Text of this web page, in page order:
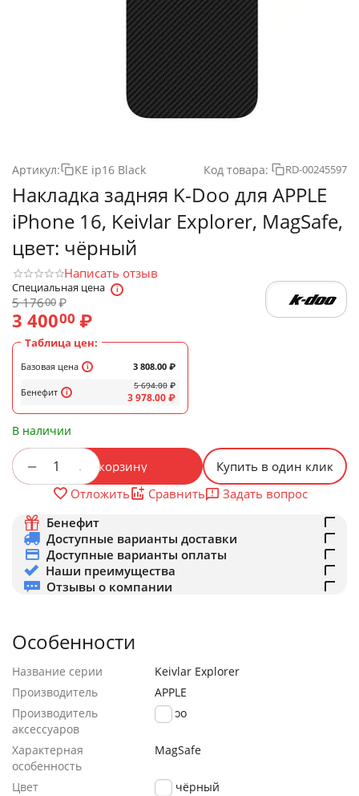
Артикул: KE ip16 Black Код товара: RD-00245597
Накладка задняя K-Doo для APPLE
iPhone 16, Keivlar Explorer, MagSafe,
цвет: чёрный
Написать отзыв
Специальная цена
5 17600₽
3 40000 ₽
Таблица цен:
Базовая цена
Бенефит
3 808.00 ₽
5 694.00 ₽
3 978.00₽
В наличии
+
− В корзину
Купить в один клик
Отложить
Сравнить
Задать вопрос
Бенефит
Доступные варианты доставки
Доступные варианты оплаты
Наши преимущества
Отзывы о компании
Особенности
Название серии
Keivlar Explorer
Производитель
APPLE
Производитель
аксессуаров
K-Doo
Характерная
особенность
MagSafe
Цвет чёрный